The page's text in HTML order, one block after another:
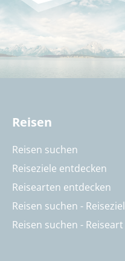
Reisen
Reisen suchen
Reiseziele entdecken
Reisearten entdecken
Reisen suchen - Reiseziel
Reisen suchen - Reiseart